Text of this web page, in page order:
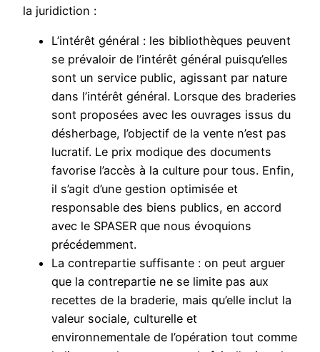
la juridiction :
L’intérêt général : les bibliothèques peuvent
se prévaloir de l’intérêt général puisqu’elles
sont un service public, agissant par nature
dans l’intérêt général. Lorsque des braderies
sont proposées avec les ouvrages issus du
désherbage, l’objectif de la vente n’est pas
lucratif. Le prix modique des documents
favorise l’accès à la culture pour tous. Enfin,
il s’agit d’une gestion optimisée et
responsable des biens publics, en accord
avec le SPASER que nous évoquions
précédemment.
La contrepartie suffisante : on peut arguer
que la contrepartie ne se limite pas aux
recettes de la braderie, mais qu’elle inclut la
valeur sociale, culturelle et
environnementale de l’opération tout comme